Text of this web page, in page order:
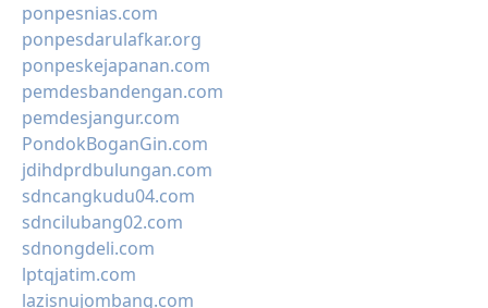
ponpesnias.com
ponpesdarulafkar.org
ponpeskejapanan.com
pemdesbandengan.com
pemdesjangur.com
PondokBoganGin.com
jdihdprdbulungan.com
sdncangkudu04.com
sdncilubang02.com
sdnongdeli.com
lptqjatim.com
lazisnujombang.com